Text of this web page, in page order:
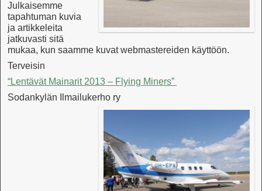
Julkaisemme
tapahtuman kuvia
ja artikkeleita
jatkuvasti sitä
mukaa, kun saamme kuvat webmastereiden käyttöön.
Terveisin
“Lentävät Mainarit 2013 – Flying Miners”
Sodankylän Ilmailukerho ry